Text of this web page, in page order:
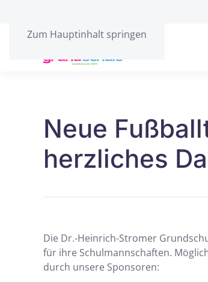
Zum Hauptinhalt springen
Neue
herzliches
Die Dr.-Heinrich-Stromer
für ihre Schulmannschaften.
durch unsere Sponsoren: